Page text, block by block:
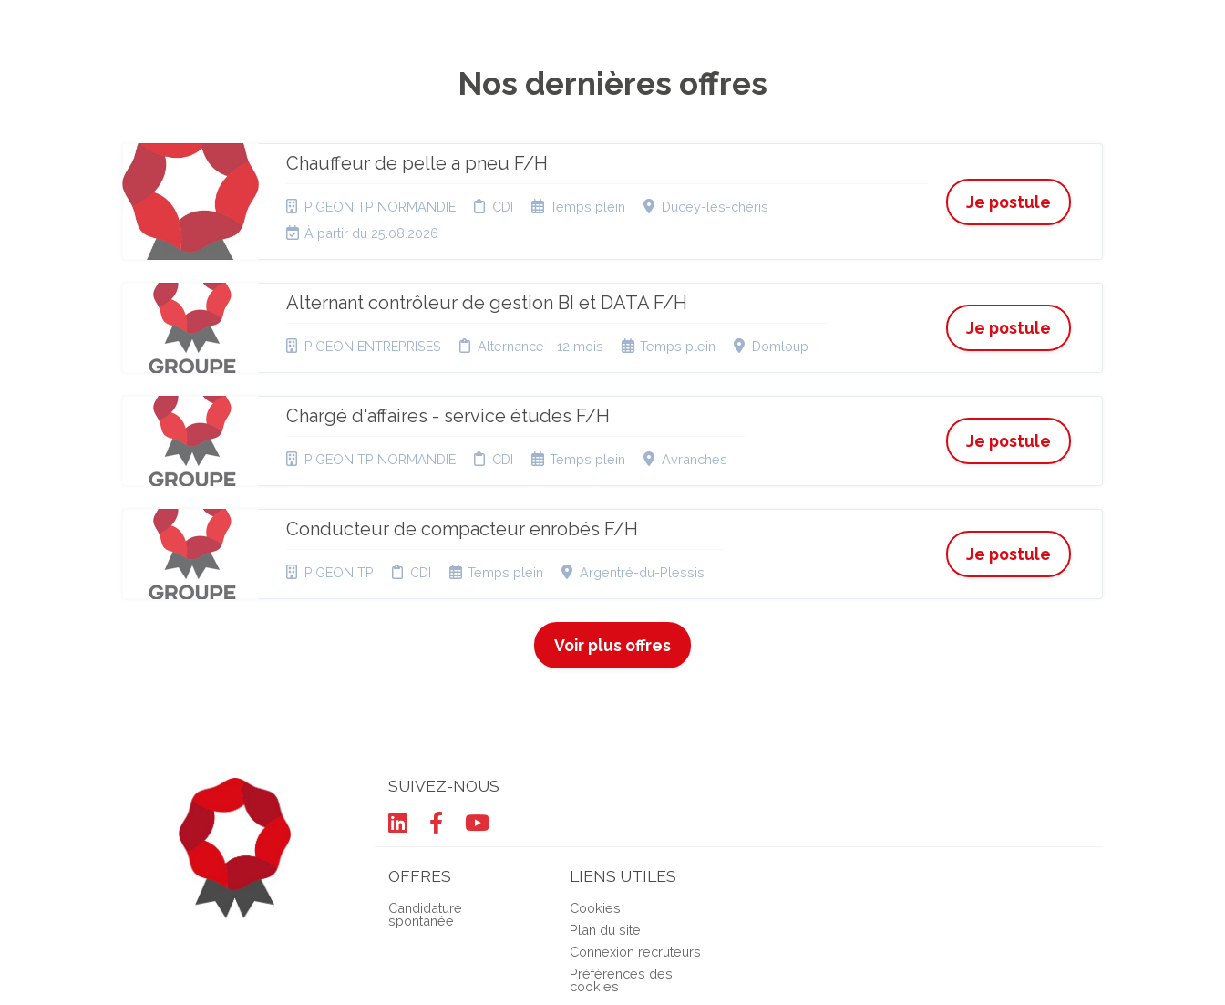
Nos dernières offres
Chauffeur de pelle a pneu F/H
PIGEON TP NORMANDIE CDI Temps plein
Ducey-les-chéris
À partir du 25.08.2026
Je postule
Alternant contrôleur de gestion BI et DATA F/H
PIGEON ENTREPRISES Alternance - 12 mois Temps plein Domloup
Je postule
Chargé d'affaires - service études F/H
PIGEON TP NORMANDIE CDI Temps plein Avranches
Je postule
Conducteur de compacteur enrobés F/H
PIGEON TP CDI Temps plein Argentré-du-Plessis
Je postule
Voir plus offres
SUIVEZ-NOUS
OFFRES
Candidature
spontanée
LIENS UTILES
Cookies
Plan du site
Connexion recruteurs
Préférences des
cookies